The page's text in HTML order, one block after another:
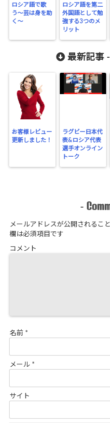
ロシア語で歌
う〜芸は身を助
く〜
ロシア語を第二
外国語として勉
強する3つのメ
リット
最新記事 -
お客様レビュー
更新しました！
ラグビー日本代
表&ロシア代表
選手オンライン
トーク
-
メールアドレスが公開されるこ
欄は必須項目です
コメント
名前 *
メール *
サイト